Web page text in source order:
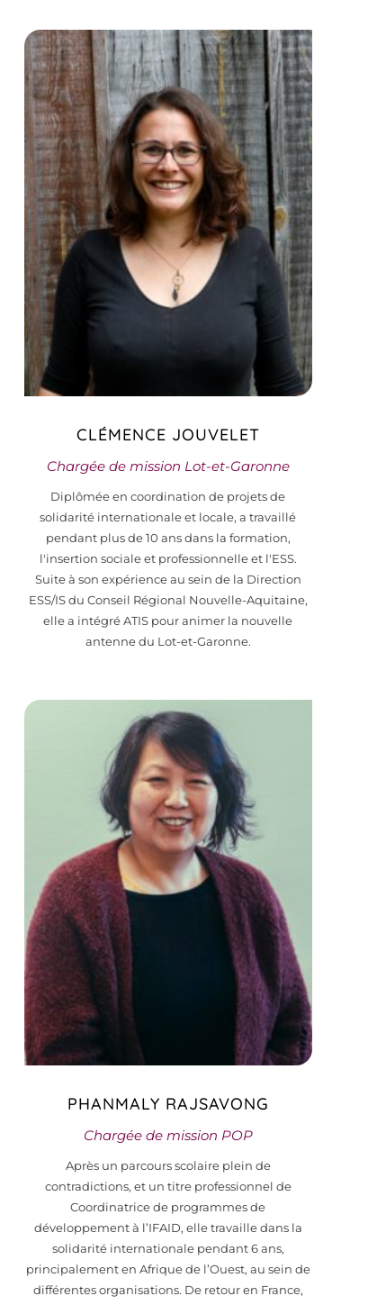
CLÉMENCE JOUVELET
Chargée de mission Lot-et-Garonne
Diplômée en coordination de projets de
solidarité internationale et locale, a travaillé
pendant plus de 10 ans dans la formation,
l'insertion sociale et professionnelle et l'ESS.
Suite à son expérience au sein de la Direction
ESS/IS du Conseil Régional Nouvelle-Aquitaine,
elle a intégré ATIS pour animer la nouvelle
antenne du Lot-et-Garonne.
PHANMALY RAJSAVONG
Chargée de mission POP
Après un parcours scolaire plein de
contradictions, et un titre professionnel de
Coordinatrice de programmes de
développement à l’IFAID, elle travaille dans la
solidarité internationale pendant 6 ans,
principalement en Afrique de l’Ouest, au sein de
différentes organisations. De retour en France,